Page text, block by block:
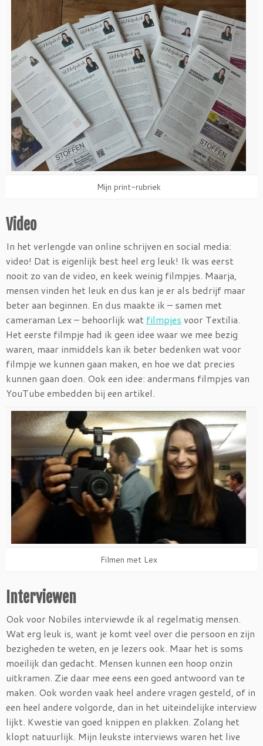
Mijn print-rubriek
Video
In het verlengde van online schrijven en social media:
video! Dat is eigenlijk best heel erg leuk! Ik was eerst
nooit zo van de video, en keek weinig filmpjes. Maarja,
mensen vinden het leuk en dus kan je er als bedrijf maar
beter aan beginnen. En dus maakte ik – samen met
cameraman Lex – behoorlijk wat filmpjes voor Textilia.
Het eerste filmpje had ik geen idee waar we mee bezig
waren, maar inmiddels kan ik beter bedenken wat voor
filmpje we kunnen gaan maken, en hoe we dat precies
kunnen gaan doen. Ook een idee: andermans filmpjes van
YouTube embedden bij een artikel.
Filmen met Lex
Interviewen
Ook voor Nobiles interviewde ik al regelmatig mensen.
Wat erg leuk is, want je komt veel over die persoon en zijn
bezigheden te weten, en je lezers ook. Maar het is soms
moeilijk dan gedacht. Mensen kunnen een hoop onzin
uitkramen. Zie daar mee eens een goed antwoord van te
maken. Ook worden vaak heel andere vragen gesteld, of in
een heel andere volgorde, dan in het uiteindelijke interview
lijkt. Kwestie van goed knippen en plakken. Zolang het
klopt natuurlijk. Mijn leukste interviews waren het live